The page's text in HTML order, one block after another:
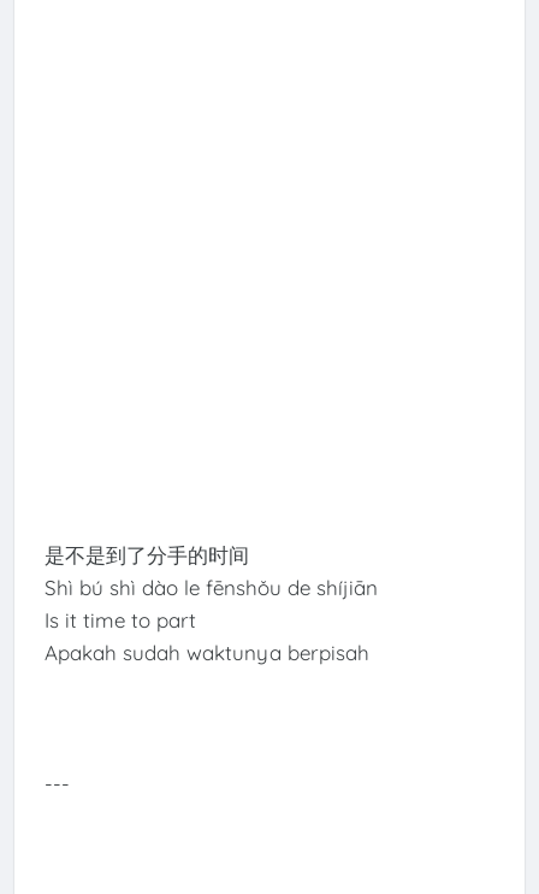
是不是到了分手的时间
Shì bú shì dào le fēnshǒu de shíjiān
Is it time to part
Apakah sudah waktunya berpisah
---